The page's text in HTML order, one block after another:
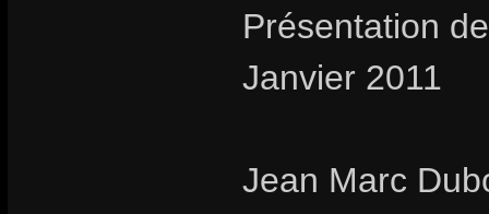
Présentation
Janvier 2011
Jean Marc